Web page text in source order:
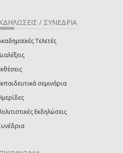
/ ΣΥΝΕΔΡΙΑ
Τελετές
σεμινάρια
Εκδηλώσεις